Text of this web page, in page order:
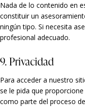
Nada de lo contenido en
constituir un
ningún tipo. Si necesita
profesional adecuado.
9. Privacidad
Para acceder a nuestro
se le pida que
como parte del proceso